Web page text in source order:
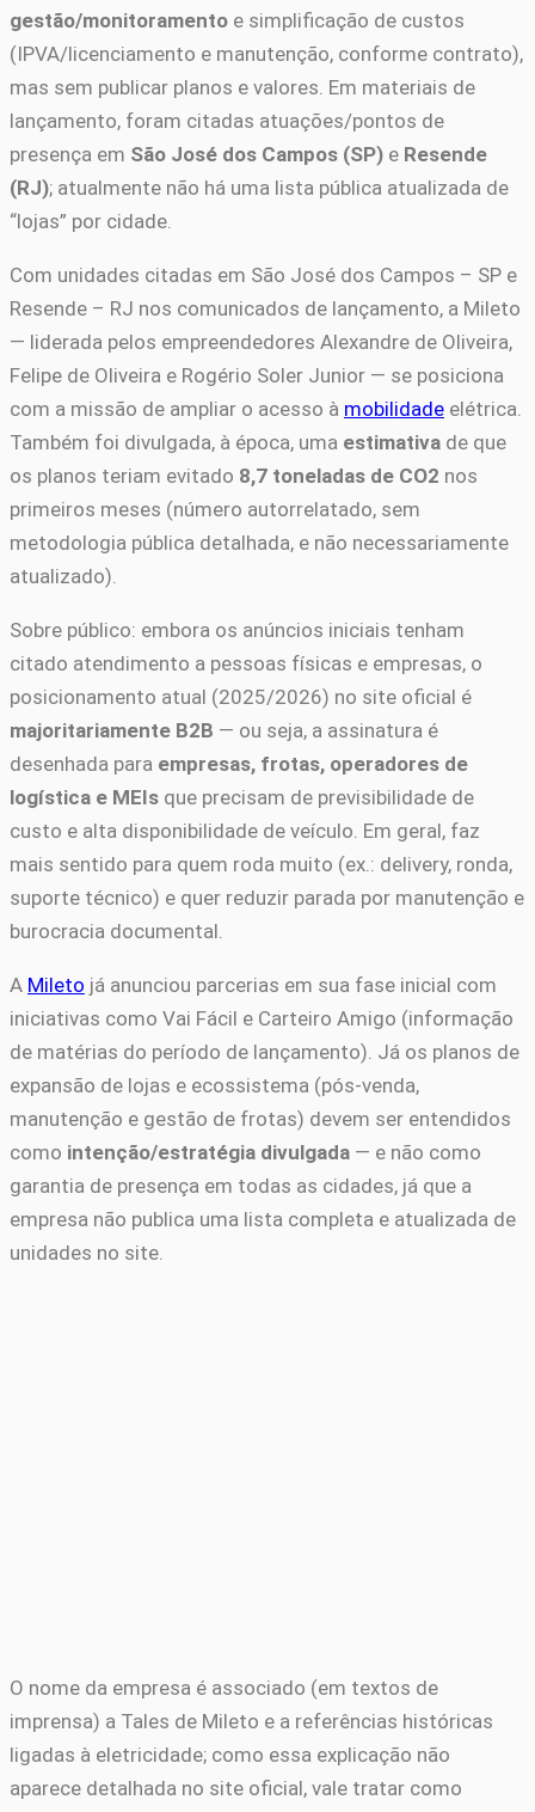
gestão/monitoramento e simplificação de custos
(IPVA/licenciamento e manutenção, conforme contrato),
mas sem publicar planos e valores. Em materiais de
lançamento, foram citadas atuações/pontos de
presença em São José dos Campos (SP) e Resende
(RJ); atualmente não há uma lista pública atualizada de
“lojas” por cidade.
Com unidades citadas em São José dos Campos – SP e
Resende – RJ nos comunicados de lançamento, a Mileto
— liderada pelos empreendedores Alexandre de Oliveira,
Felipe de Oliveira e Rogério Soler Junior — se posiciona
com a missão de ampliar o acesso à mobilidade elétrica.
Também foi divulgada, à época, uma estimativa de que
os planos teriam evitado 8,7 toneladas de CO2 nos
primeiros meses (número autorrelatado, sem
metodologia pública detalhada, e não necessariamente
atualizado).
Sobre público: embora os anúncios iniciais tenham
citado atendimento a pessoas físicas e empresas, o
posicionamento atual (2025/2026) no site oficial é
majoritariamente B2B — ou seja, a assinatura é
desenhada para empresas, frotas, operadores de
logística e MEIs que precisam de previsibilidade de
custo e alta disponibilidade de veículo. Em geral, faz
mais sentido para quem roda muito (ex.: delivery, ronda,
suporte técnico) e quer reduzir parada por manutenção e
burocracia documental.
A Mileto já anunciou parcerias em sua fase inicial com
iniciativas como Vai Fácil e Carteiro Amigo (informação
de matérias do período de lançamento). Já os planos de
expansão de lojas e ecossistema (pós-venda,
manutenção e gestão de frotas) devem ser entendidos
como intenção/estratégia divulgada — e não como
garantia de presença em todas as cidades, já que a
empresa não publica uma lista completa e atualizada de
unidades no site.
O nome da empresa é associado (em textos de
imprensa) a Tales de Mileto e a referências históricas
ligadas à eletricidade; como essa explicação não
aparece detalhada no site oficial, vale tratar como